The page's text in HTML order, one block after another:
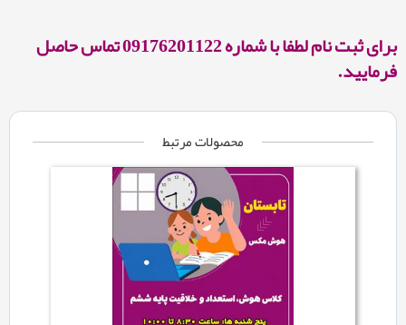
برای ثبت نام لطفا با شماره 09176201122 تماس حاصل
فرمایید.
محصولات مرتبط